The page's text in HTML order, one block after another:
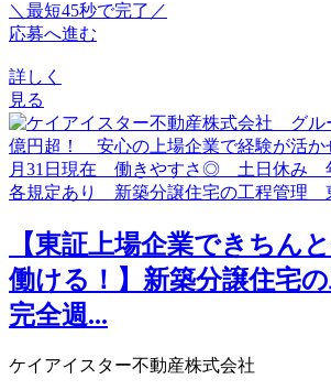
＼最短45秒で完了／
応募へ進む
詳しく
見る
【東証上場企業できちん
働ける！】新築分譲住宅
完全週...
ケイアイスター不動産株式会社